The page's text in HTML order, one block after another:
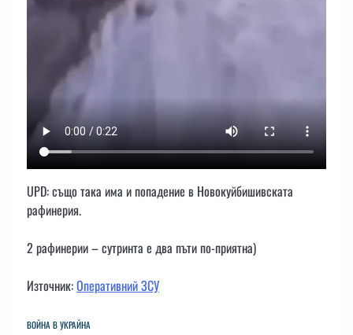
UPD: също така има и попадение в Новокуйбишивската
рафинерия.
2 рафинерии – сутринта е два пъти по-приятна)
Източник:Оперативний ЗСУ
ВОЙНА В УКРАЙНА